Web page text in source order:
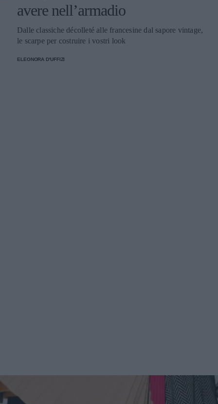
avere nell’armadio
Dalle classiche décolleté alle francesine dal sapore vintage,
le scarpe per costruire i vostri look
ELEONORA D'UFFIZI